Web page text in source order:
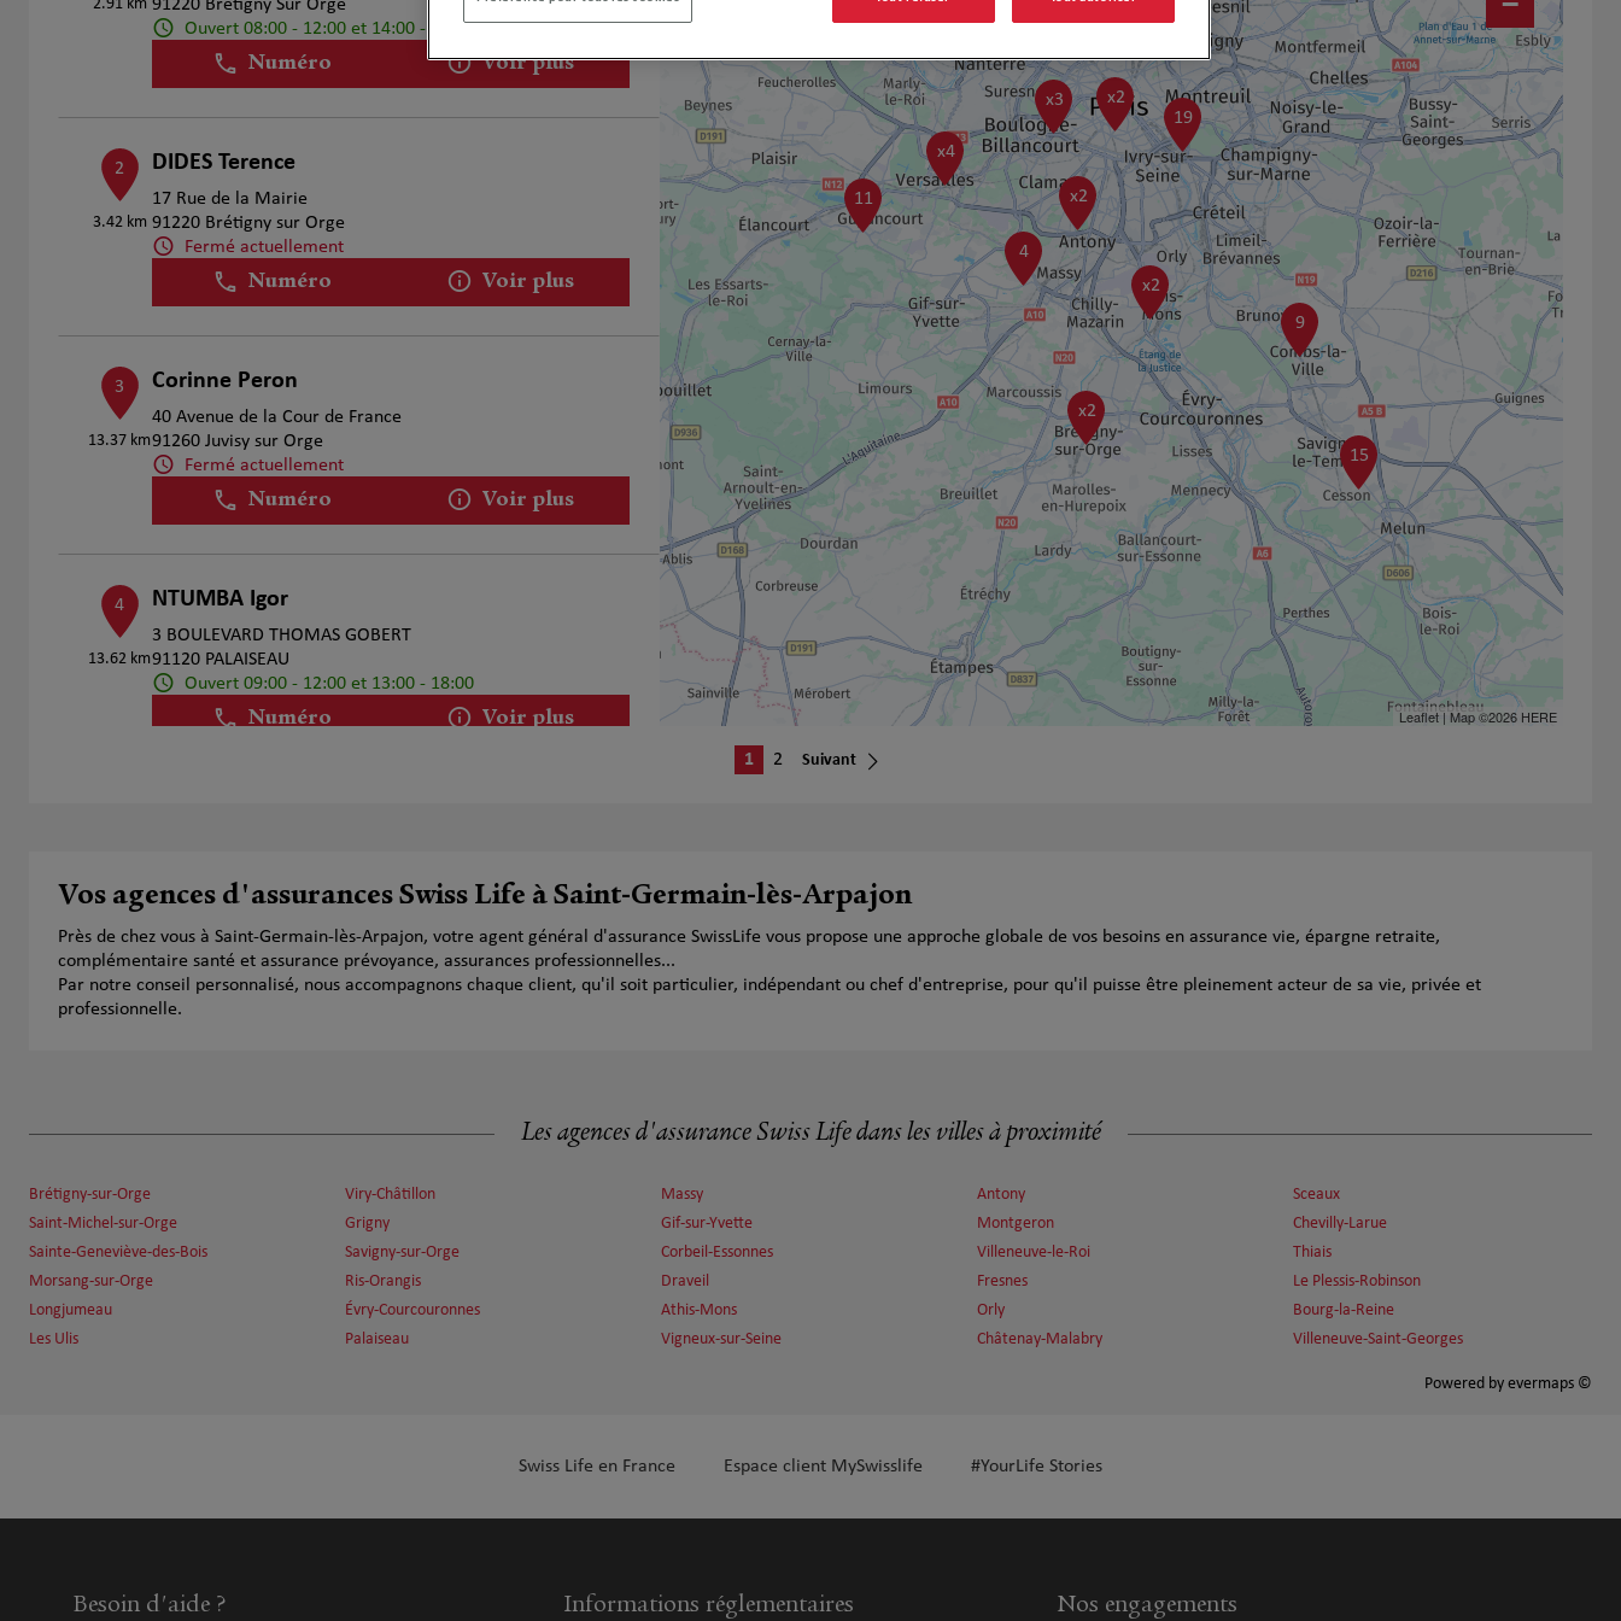
2.91 km 91220 Bretigny Sur Orge
Ouvert 08:00 - 12:00 et 14:00 - 18:00
Numéro Voir plus
2
3.42 km
DIDES Terence
17 Rue de la Mairie
91220 Brétigny sur Orge
Fermé actuellement
Numéro Voir plus
3
13.37 km
Corinne Peron
40 Avenue de la Cour de France
91260 Juvisy sur Orge
Fermé actuellement
Numéro Voir plus
4
13.62 km
NTUMBA Igor
3 BOULEVARD THOMAS GOBERT
91120 PALAISEAU
Ouvert 09:00 - 12:00 et 13:00 - 18:00
Numéro Voir plus
91200 Athis Mons
Ouvert 09:00 - 12:00 et 13:00 - 18:00
Numéro Voir plus
7
18.41 km
Florian Caisey et Raphaël Segret
18 Rue Paul Girondeau
92290 Chatenay Malabry
Ouvert 09:00 - 12:00 et 13:00 - 18:00
Voir plus
11
19
x2
x3
15
9
4
x4
x2
x2
x2
Leaflet| Map ©2026 HERE
1 2 Suivant
Vos agences d'assurances Swiss Life à Saint-Germain-lès-Arpajon
Près de chez vous à Saint-Germain-lès-Arpajon, votre agent général d'assurance SwissLife vous propose une approche globale de vos besoins en assurance vie, épargne retraite,
complémentaire santé et assurance prévoyance, assurances professionnelles...
Par notre conseil personnalisé, nous accompagnons chaque client, qu'il soit particulier, indépendant ou chef d'entreprise, pour qu'il puisse être pleinement acteur de sa vie, privée et
professionnelle.
Les agences d'assurance Swiss Life dans les villes à proximité
Brétigny-sur-Orge
Saint-Michel-sur-Orge
Sainte-Geneviève-des-Bois
Morsang-sur-Orge
Longjumeau
Les Ulis
Viry-Châtillon
Grigny
Savigny-sur-Orge
Ris-Orangis
Évry-Courcouronnes
Palaiseau
Massy
Gif-sur-Yvette
Corbeil-Essonnes
Draveil
Athis-Mons
Vigneux-sur-Seine
Antony
Montgeron
Villeneuve-le-Roi
Fresnes
Orly
Châtenay-Malabry
Sceaux
Chevilly-Larue
Thiais
Le Plessis-Robinson
Bourg-la-Reine
Villeneuve-Saint-Georges
Powered by evermaps ©
Swiss Life en France Espace client MySwisslife #YourLife Stories
Besoin d'aide ? Informations réglementaires Nos engagements